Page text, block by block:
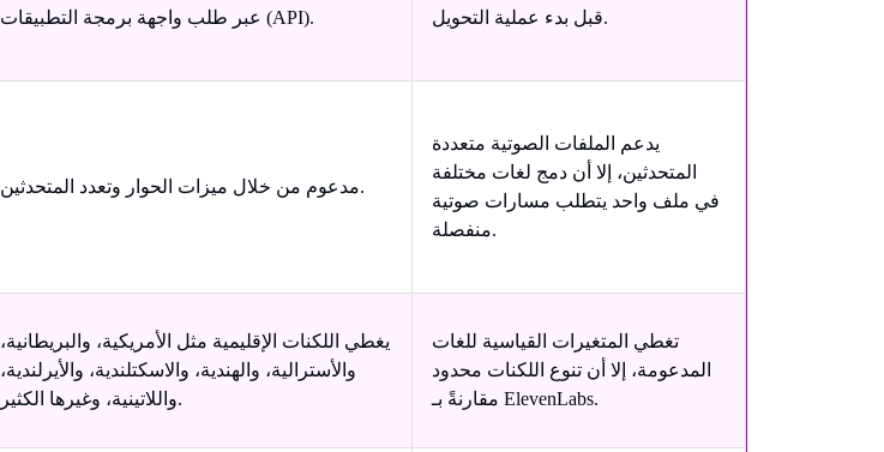
عبر طلب واجهة برمجة التطبيقات (API).
قبل بدء عملية التحويل.
مدعوم من خلال ميزات الحوار وتعدد المتحدثين.
يدعم الملفات الصوتية متعددة
المتحدثين، إلا أن دمج لغات مختلفة
في ملف واحد يتطلب مسارات صوتية
منفصلة.
يغطي اللكنات الإقليمية مثل الأمريكية، والبريطانية،
والأسترالية، والهندية، والاسكتلندية، والأيرلندية،
واللاتينية، وغيرها الكثير.
تغطي المتغيرات القياسية للغات
المدعومة، إلا أن تنوع اللكنات محدود
مقارنةً بـ ElevenLabs.